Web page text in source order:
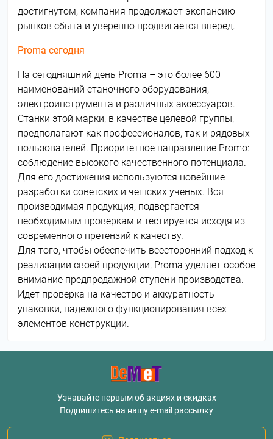
достигнутом, компания продолжает экспансию
рынков сбыта и уверенно продвигается вперед.
Proma сегодня
На сегодняшний день Proma – это более 600
наименований станочного оборудования,
электроинструмента и различных аксессуаров.
Станки этой марки, в качестве целевой группы,
предполагают как профессионалов, так и рядовых
пользователей. Приоритетное направление Promo:
соблюдение высокого качественного потенциала.
Для его достижения используются новейшие
разработки советских и чешских ученых. Вся
производимая продукция, подвергается
необходимым проверкам и тестируется исходя из
современного претензий к качеству.
Для того, чтобы обеспечить всесторонний подход к
реализации своей продукции, Proma уделяет особое
внимание предпродажной ступени производства.
Идет проверка на качество и аккуратность
упаковки, надежного функционирования всех
элементов конструкции.
Узнавайте первым об акциях и скидках
Подпишитесь на нашу e-mail рассылку